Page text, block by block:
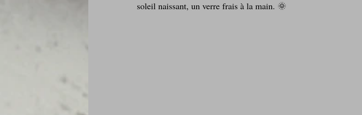
soleil naissant, un verre frais à la main. 🌞